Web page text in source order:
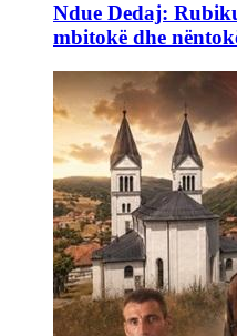
Ndue Dedaj:
mbitokë dhe